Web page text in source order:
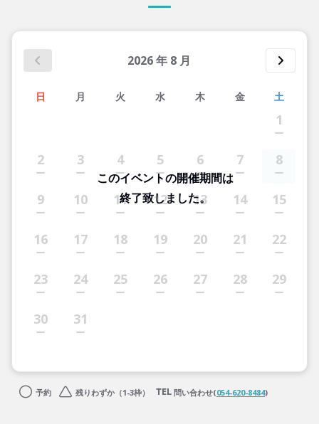
2026年 8 月
日 月 火 水 木 金 土
1
2 3 4 5 6 7 8
9 10 11 12 13 14 15
16 17 18 19 20 21 22
23 24 25 26 27 28 29
30 31
このイベントの開催期間は
終了致しました。
予約 残りわずか（1-3枠） 問い合わせ(054-620-8484)